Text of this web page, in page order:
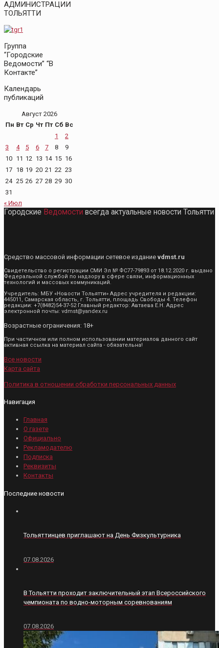
АДМИНИСТРАЦИИ
ТОЛЬЯТТИ
Группа
“Городские
Ведомости” “В
Контакте”
Календарь
публикаций
Август 2026
Пн Вт Ср Чт Пт Сб Вс
1
2
3
4 5 6 7 8
9
10 11 12 13 14 15 16
17 18 19 20 21 22 23
24 25 26 27 28 29 30
31
« Июл
Городские Ведомости всегда актуальные новости Тольятти
Средство массовой информации сетевое издание vdmst.ru
Свидетельство о регистрации СМИ Эл № ФС77-79893 от 18.12.2020 г. выдано
Федеральной службой по надзору в сфере связи, информационных
технологий и массовых коммуникаций.
Учредитель: МБУ «Новости Тольятти» Адрес учредителя и редакции:
445011, Самарская область, г. Тольятти, площадь Свободы 4. Телефон
редакции: +7(8482)54-37-52 Главный редактор: Автаева Е.Н. Адрес
электронной почты: vdmst@yandex.ru
Возрастные ограничения: 18+
При частичном или полном использовании материалов данного сайт
активная ссылка на материал сайта - обязательна!
Все новости
Карта сайта
Политика в отношении обработки персональных данных
Навигация
Главная
О газете
Официально
Рекламодателю
Подписка
Реквизиты
Контакты
Последние новости
Тольяттинцев приглашают на День Физкультурника
07.08.2026
В Тольятти проходит заключительный этап Всероссийского
чемпионата по водно-моторным соревнованиям
07.08.2026